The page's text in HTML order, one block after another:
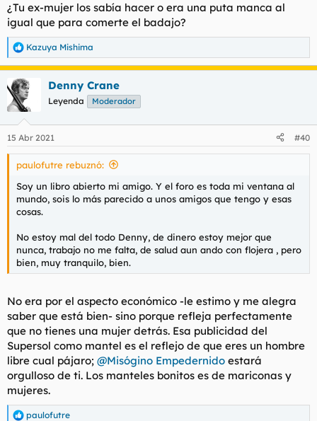
¿Tu ex-mujer los sabía hacer o era una puta manca al
igual que para comerte el badajo?
R
e
a
c
c
i
e
s
Kazuya Mishima
Denny Crane
Leyenda Moderador
15 Abr 2021 #40
paulofutre rebuznó:
Soy un libro abierto mi amigo. Y el foro es toda mi ventana al
mundo, sois lo más parecido a unos amigos que tengo y esas
cosas.
No estoy mal del todo Denny, de dinero estoy mejor que
nunca, trabajo no me falta, de salud aun ando con flojera , pero
bien, muy tranquilo, bien.
No era por el aspecto económico -le estimo y me alegra
saber que está bien- sino porque refleja perfectamente
que no tienes una mujer detrás. Esa publicidad del
Supersol como mantel es el reflejo de que eres un hombre
libre cual pájaro; @Misógino Empedernido estará
orgulloso de ti. Los manteles bonitos es de mariconas y
mujeres.
paulofutre